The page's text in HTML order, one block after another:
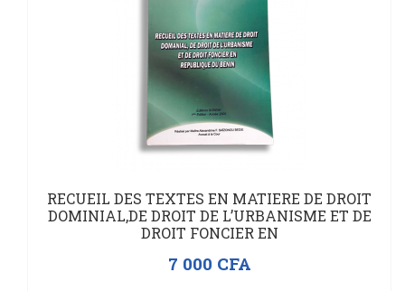
RECUEIL DES TEXTES EN MATIERE DE DROIT
DOMINIAL,DE DROIT DE L’URBANISME ET DE
DROIT FONCIER EN
7 000 CFA